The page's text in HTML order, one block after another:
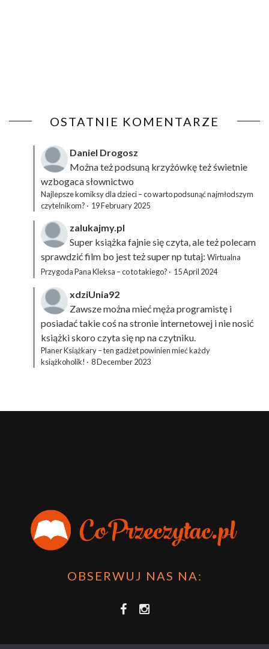
OSTATNIE KOMENTARZE
Daniel Drogosz
Można też podsuną krzyżówkęteż świetnie
wzbogaca słownictwo
Najlepsze komiksy dla dzieci – co warto podsunąć najmłodszym
czytelnikom? · 19 February 2025
zalukajmy.pl
Super książka fajnie się czyta, ale też polecam
sprawdzić film bo jest też super np tutaj: Wirtualna
Przygoda Pana Kleksa – co to takiego? · 15 April 2024
xdziUnia92
Zawsze można mieć męża programistę i
posiadać takie coś na stronie internetowej i nie nosić
książki skoro czyta się np na czytniku.
Planer Książkary – ten gadżet powinien mieć każdy
książkoholik! · 8 December 2023
OBSERWUJ NAS NA: